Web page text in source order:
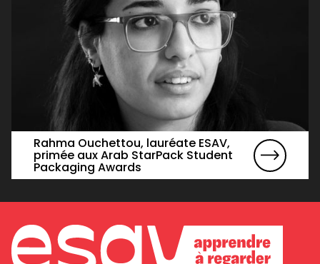
Rahma Ouchettou, lauréate ESAV,
primée aux Arab StarPack Student
Packaging Awards